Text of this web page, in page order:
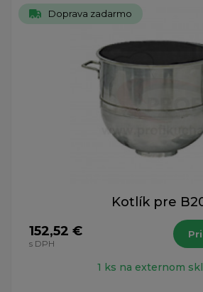
Doprava zadarmo
Kotlík pre
152,52 €
s DPH
1 ks na externom